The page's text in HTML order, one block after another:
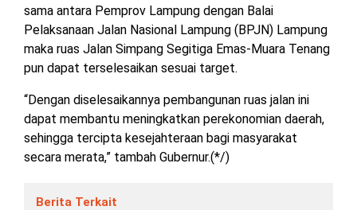
sama antara Pemprov Lampung dengan Balai
Pelaksanaan Jalan Nasional Lampung (BPJN) Lampung
maka ruas Jalan Simpang Segitiga Emas-Muara Tenang
pun dapat terselesaikan sesuai target.
“Dengan diselesaikannya pembangunan ruas jalan ini
dapat membantu meningkatkan perekonomian daerah,
sehingga tercipta kesejahteraan bagi masyarakat
secara merata,” tambah Gubernur.(*/)
Berita Terkait